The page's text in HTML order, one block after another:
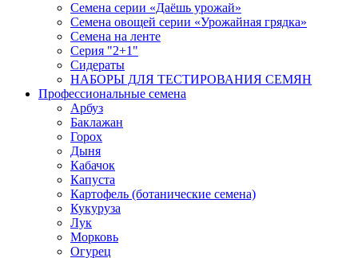
Семена серии «Даёшь урожай»
Семена овощей серии «Урожайная грядка»
Семена на ленте
Серия "2+1"
Сидераты
НАБОРЫ ДЛЯ ТЕСТИРОВАНИЯ СЕМЯН
Профессиональные семена
Арбуз
Баклажан
Горох
Дыня
Кабачок
Капуста
Картофель (ботанические семена)
Кукуруза
Лук
Морковь
Огурец